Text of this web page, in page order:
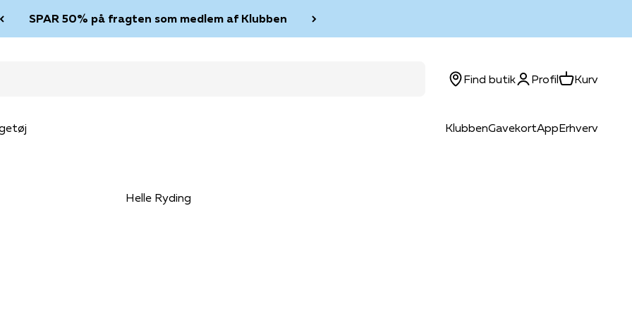
SPAR 50% på fragten som medlem af Klubben
KlubbenGavekortAppErhverv
Find butikLog ind
ProfilKurvKurv
Helle Ryding